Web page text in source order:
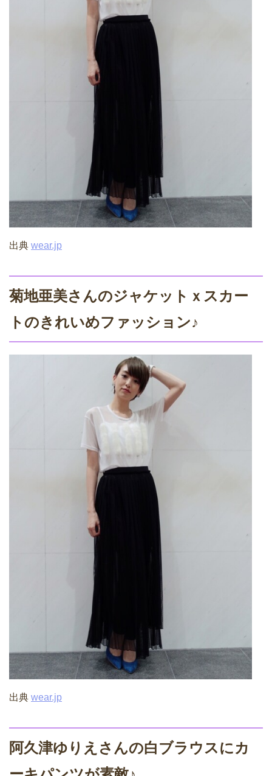
出典 wear.jp
菊地亜美さんのジャケットｘスカー
トのきれいめファッション♪
出典 wear.jp
阿久津ゆりえさんの白ブラウスにカ